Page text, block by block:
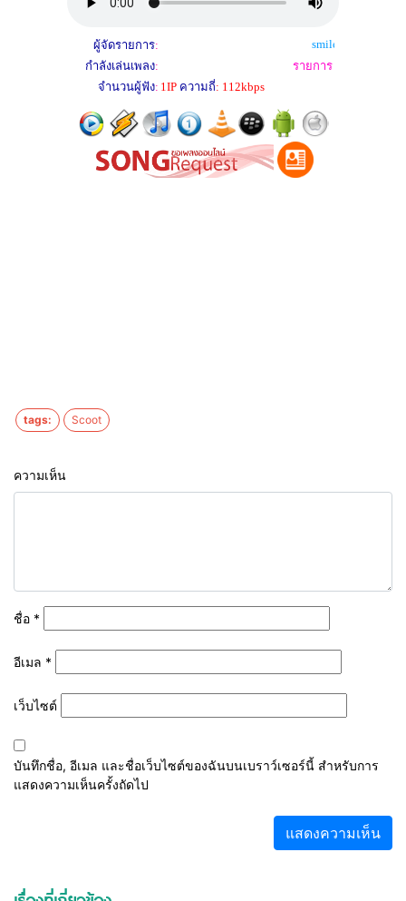
tags: Scoot
ความเห็น
ชื่อ *
อีเมล *
เว็บไซต์
บันทึกชื่อ, อีเมล และชื่อเว็บไซต์ของฉันบนเบราว์เซอร์นี้ สำหรับการ
แสดงความเห็นครั้งถัดไป